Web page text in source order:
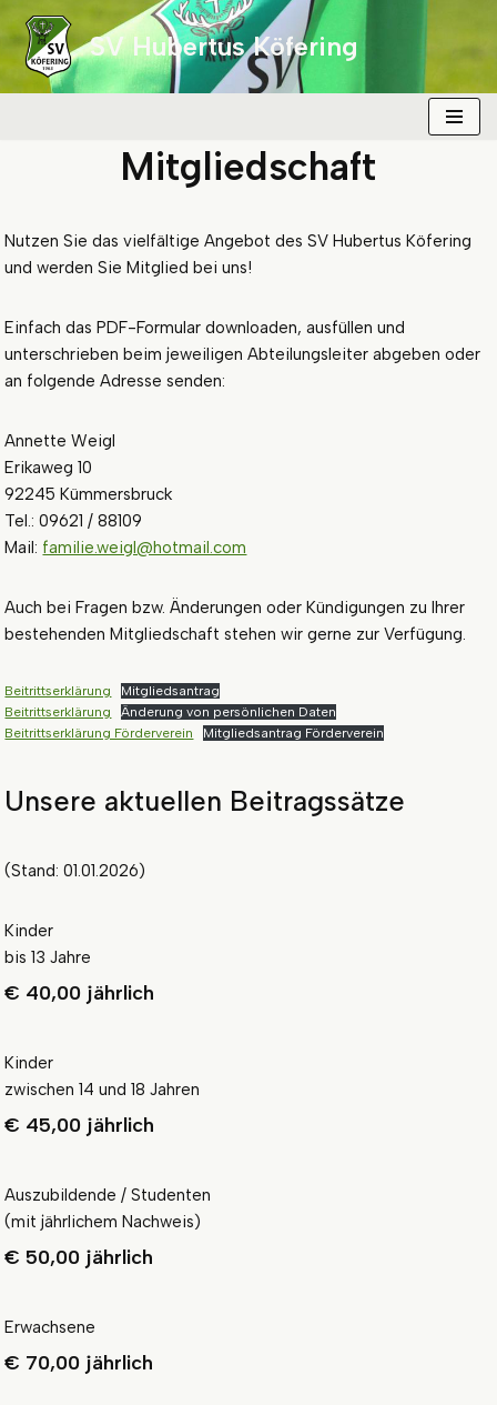
Zum
Inhalt
SV Hubertus Köfering
Mitgliedschaft
Nutzen Sie das vielfältige Angebot des SV Hubertus Köfering
und werden Sie Mitglied bei uns!
Einfach das PDF-Formular downloaden, ausfüllen und
unterschrieben beim jeweiligen Abteilungsleiter abgeben oder
an folgende Adresse senden:
Annette Weigl
Erikaweg 10
92245 Kümmersbruck
Tel.: 09621 / 88109
Mail: familie.weigl@hotmail.com
Auch bei Fragen bzw. Änderungen oder Kündigungen zu Ihrer
bestehenden Mitgliedschaft stehen wir gerne zur Verfügung.
Beitrittserklärung
Mitgliedsantrag
Beitrittserklärung
Änderung von persönlichen Daten
Beitrittserklärung Förderverein
Mitgliedsantrag Förderverein
Unsere aktuellen Beitragssätze
(Stand: 01.01.2026)
Kinder
bis 13 Jahre
€ 40,00 jährlich
Kinder
zwischen 14 und 18 Jahren
€ 45,00 jährlich
Auszubildende / Studenten
(mit jährlichem Nachweis)
€ 50,00 jährlich
Erwachsene
€ 70,00 jährlich